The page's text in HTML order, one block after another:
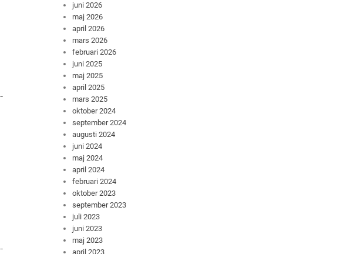
juni 2026
maj 2026
april 2026
mars 2026
februari 2026
juni 2025
maj 2025
april 2025
mars 2025
oktober 2024
september 2024
augusti 2024
juni 2024
maj 2024
april 2024
februari 2024
oktober 2023
september 2023
juli 2023
juni 2023
maj 2023
april 2023